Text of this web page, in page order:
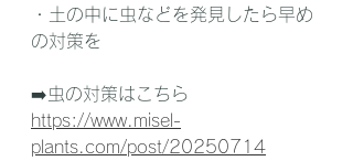
・土の中に虫などを発見したら早め
の対策を
➡️虫の対策はこちら
https://www.misel-
plants.com/post/20250714